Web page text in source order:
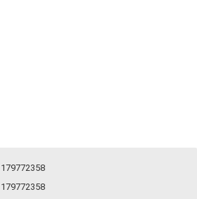
179772358
179772358